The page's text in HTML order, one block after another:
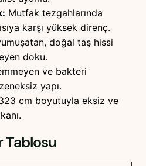
Mutfak tezgahlarında
karşı yüksek direnç.
doğal taş hissi
doku.
ve bakteri
yapı.
cm boyutuyla eksiz ve
Tablosu